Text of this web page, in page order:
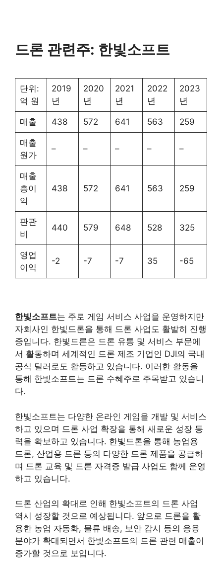
드론 관련주: 한빛소프트
단위:
억 원
2019
년
2020
년
2021
년
2022
년
2023
년
매출 438 572 641 563 259
매출
원가
– – – – –
매출
총이
익
438 572 641 563 259
판관
비
440 579 648 528 325
영업
이익
-2 -7 -7 35 -65
한빛소프트는 주로 게임 서비스 사업을 운영하지만
자회사인 한빛드론을 통해 드론 사업도 활발히 진행
중입니다. 한빛드론은 드론 유통 및 서비스 부문에
서 활동하며 세계적인 드론 제조 기업인 DJI의 국내
공식 딜러로도 활동하고 있습니다. 이러한 활동을
통해 한빛소프트는 드론 수혜주로 주목받고 있습니
다​​.
한빛소프트는 다양한 온라인 게임을 개발 및 서비스
하고 있으며 드론 사업 확장을 통해 새로운 성장 동
력을 확보하고 있습니다. 한빛드론을 통해 농업용
드론, 산업용 드론 등의 다양한 드론 제품을 공급하
며 드론 교육 및 드론 자격증 발급 사업도 함께 운영
하고 있습니다.
드론 산업의 확대로 인해 한빛소프트의 드론 사업
역시 성장할 것으로 예상됩니다. 앞으로 드론을 활
용한 농업 자동화, 물류 배송, 보안 감시 등의 응용
분야가 확대되면서 한빛소프트의 드론 관련 매출이
증가할 것으로 보입니다.